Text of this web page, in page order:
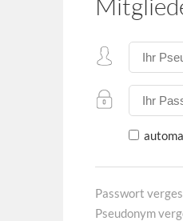
Passwort
Pseudonym